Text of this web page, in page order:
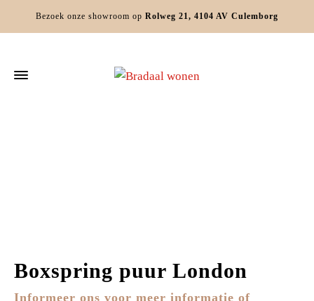
Bezoek onze showroom op Rolweg 21, 4104 AV Culemborg
Boxspring puur London
Informeer ons voor meer informatie of